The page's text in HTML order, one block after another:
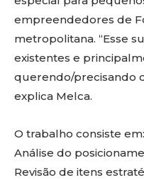
empreendedores de
metropolitana. “Esse
existentes e
querendo/precisando
explica Melca.
O trabalho consiste em:
Análise do
Revisão de itens